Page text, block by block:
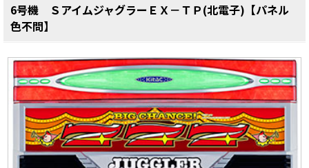
6号機 ＳアイムジャグラーＥＸ－ＴＰ(北電子)【パネル
色不問】